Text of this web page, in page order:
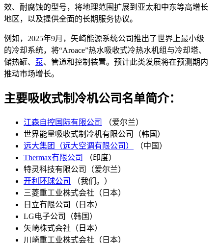
效、耐腐蚀的型号，将地理范围扩展到亚太和中东等高增长
地区，以及提供全面的长期服务协议。
例如，2025年9月，矢崎能源系统公司推出了世界上最小级
的冷却系统，将“Aroace”热水吸收式冷热水机组与冷却塔、
储热罐、 泵、管道和控制装置。预计此类发展将在预测期内
推动市场增长。
主要吸收式制冷机公司名单简介：
江森自控国际有限公司
（爱尔兰）
世界能量吸收式制冷机有限公司（韩国）
远大集团（远大空调有限公司）
（中国）
Thermax有限公司
（印度）
特灵科技有限公司（爱尔兰）
开利环球公司
（我们。）
三菱重工业株式会社（日本）
日立有限公司（日本）
LG电子公司（韩国）
矢崎株式会社（日本）
川崎重工业株式会社（日本）